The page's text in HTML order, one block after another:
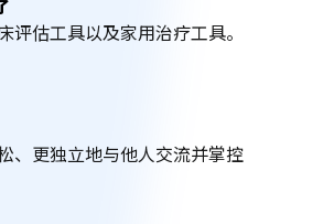
评估工具以及家用治疗工具。
、更独立地与他人交流并掌控